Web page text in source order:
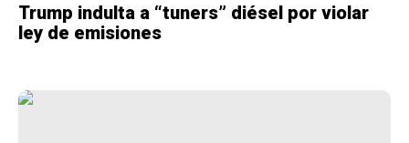
Trump indulta a “tuners” diésel por violar
ley de emisiones